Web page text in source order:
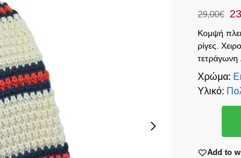
29,00€
Κομψή
ρίγες.
τετράγωνη
Χρώμα:
Υλικό:
Add to